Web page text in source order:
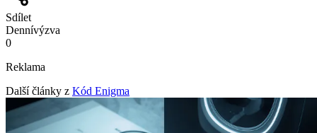
Sdílet
Dennívýzva
0
Reklama
Další články z Kód Enigma